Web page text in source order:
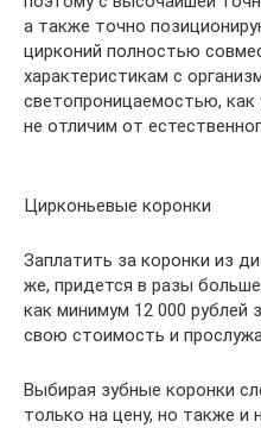
а также точно
цирконий полностью
характеристикам с
светопроницаемостью, как
не отличим от
Цирконьевые коронки
Заплатить за коронки из
же, придется в разы
как минимум 12 000 рублей
свою стоимость и
Выбирая зубные коронки
только на цену, но также и